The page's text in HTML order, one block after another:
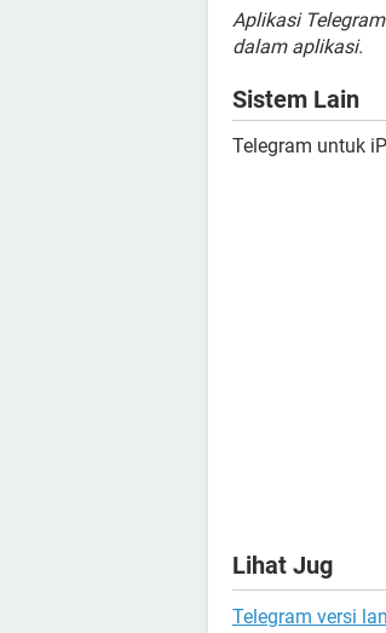
Aplikasi
dalam aplikasi.
Sistem Lain
Telegram untuk
Lihat Jug
Telegram versi